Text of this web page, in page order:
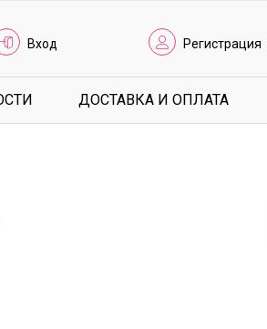
Вход Регистрация
ДОСТАВКА И ОПЛАТА